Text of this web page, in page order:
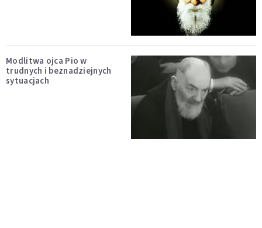
Modlitwa ojca Pio w
trudnych i beznadziejnych
sytuacjach